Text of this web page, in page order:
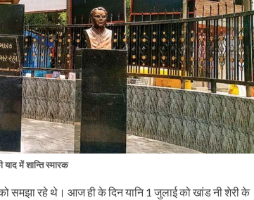
में शान्ति स्मारक
समझा रहे थे। आज ही के दिन यानि 1 जुलाई को खांड नी शेरी के